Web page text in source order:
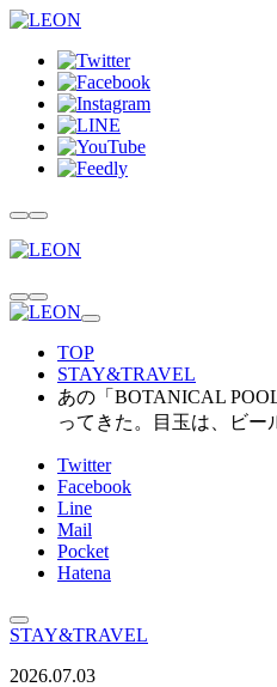
TOP
STAY&TRAVEL
あの「BOTANICAL
ってきた。目玉は、ビー
Twitter
Facebook
Line
Mail
Pocket
Hatena
STAY&TRAVEL
2026.07.03